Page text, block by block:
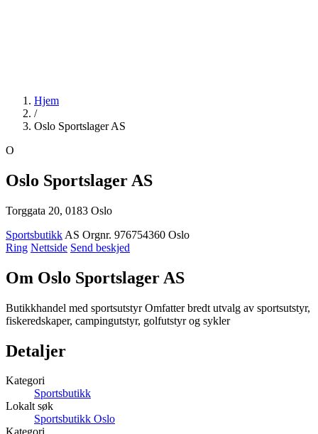
Hjem
/
Oslo Sportslager AS
O
Oslo Sportslager AS
Torggata 20, 0183 Oslo
Sportsbutikk AS Orgnr. 976754360 Oslo
Ring Nettside Send beskjed
Om Oslo Sportslager AS
Butikkhandel med sportsutstyr Omfatter bredt utvalg av sportsutstyr,
fiskeredskaper, campingutstyr, golfutstyr og sykler
Detaljer
Kategori
Sportsbutikk
Lokalt søk
Sportsbutikk Oslo